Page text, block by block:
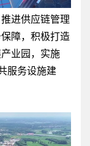
进供应链管理
障，积极打造
业园，实施
服务设施建